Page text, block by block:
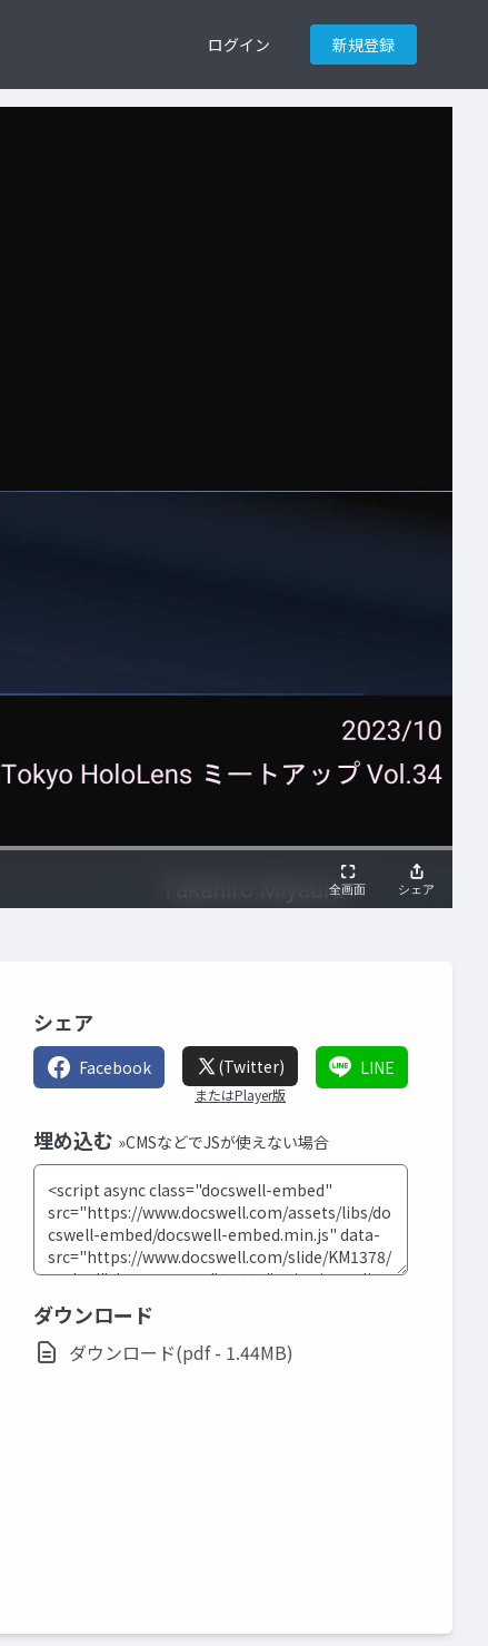
ログイン 新規登録
シェア
Facebook (Twitter)
またはPlayer版
LINE
埋め込む »CMSなどでJSが使えない場合
ダウンロード
ダウンロード(pdf - 1.44MB)